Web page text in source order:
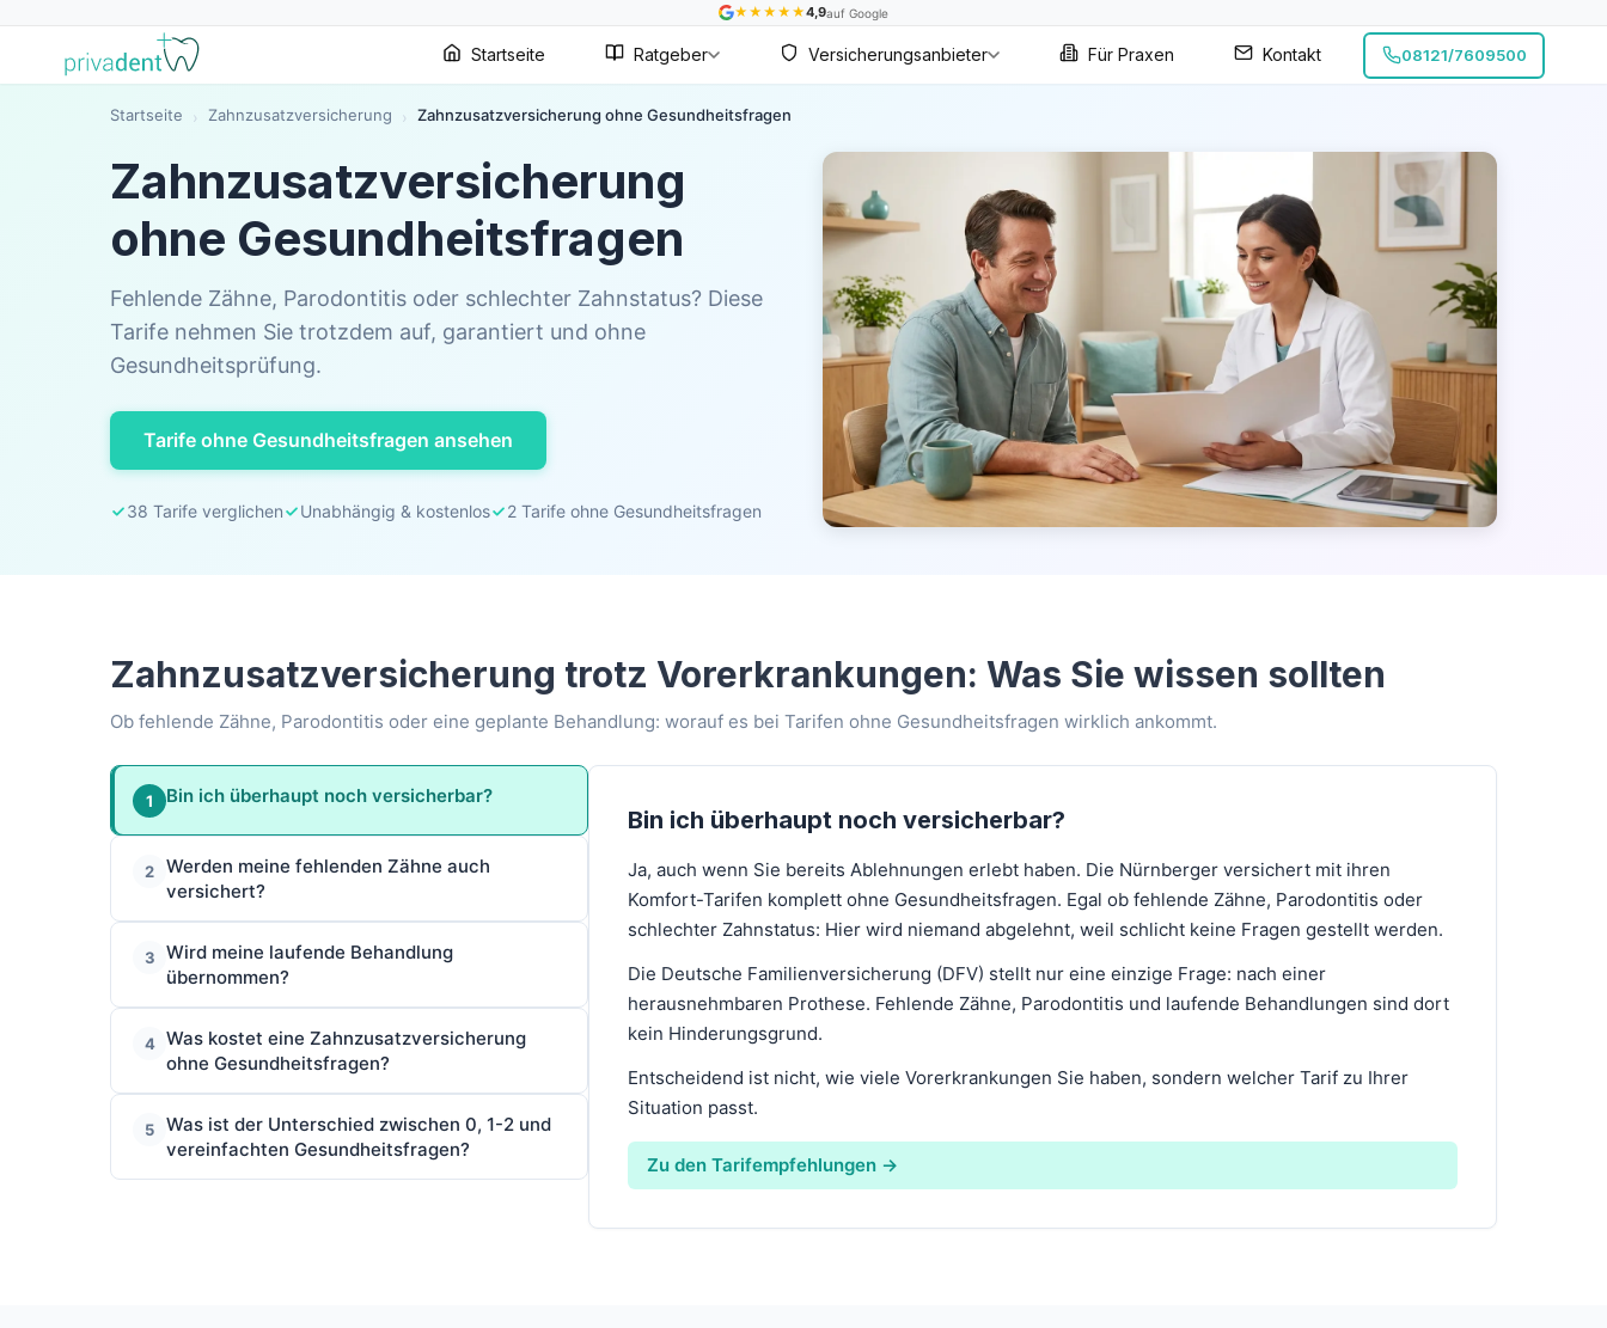
★ ★ ★ ★ ★4,9auf Google
Startseite Ratgeber Versicherungsanbieter Für Praxen Kontakt 08121/7609500
Startseite › Zahnzusatzversicherung › Zahnzusatzversicherung ohne Gesundheitsfragen
Zahnzusatzversicherung
ohne Gesundheitsfragen
Fehlende Zähne, Parodontitis oder schlechter Zahnstatus? Diese
Tarife nehmen Sie trotzdem auf, garantiert und ohne
Gesundheitsprüfung.
Tarife ohne Gesundheitsfragen ansehen
38 Tarife verglichen Unabhängig & kostenlos 2 Tarife ohne Gesundheitsfragen
Zahnzusatzversicherung trotz Vorerkrankungen: Was Sie wissen sollten
Ob fehlende Zähne, Parodontitis oder eine geplante Behandlung: worauf es bei Tarifen ohne Gesundheitsfragen wirklich ankommt.
1 Bin ich überhaupt noch versicherbar?
2
Werden meine fehlenden Zähne auch
versichert?
3
Wird meine laufende Behandlung
übernommen?
4 Was kostet eine Zahnzusatzversicherung
ohne Gesundheitsfragen?
5
Was ist der Unterschied zwischen 0, 1-2 und
vereinfachten Gesundheitsfragen?
Bin ich überhaupt noch versicherbar?
Ja, auch wenn Sie bereits Ablehnungen erlebt haben. Die Nürnberger versichert mit ihren
Komfort-Tarifen komplett ohne Gesundheitsfragen. Egal ob fehlende Zähne, Parodontitis oder
schlechter Zahnstatus: Hier wird niemand abgelehnt, weil schlicht keine Fragen gestellt werden.
Die Deutsche Familienversicherung (DFV) stellt nur eine einzige Frage: nach einer
herausnehmbaren Prothese. Fehlende Zähne, Parodontitis und laufende Behandlungen sind dort
kein Hinderungsgrund.
Entscheidend ist nicht, wie viele Vorerkrankungen Sie haben, sondern welcher Tarif zu Ihrer
Situation passt.
Zu den Tarifempfehlungen →